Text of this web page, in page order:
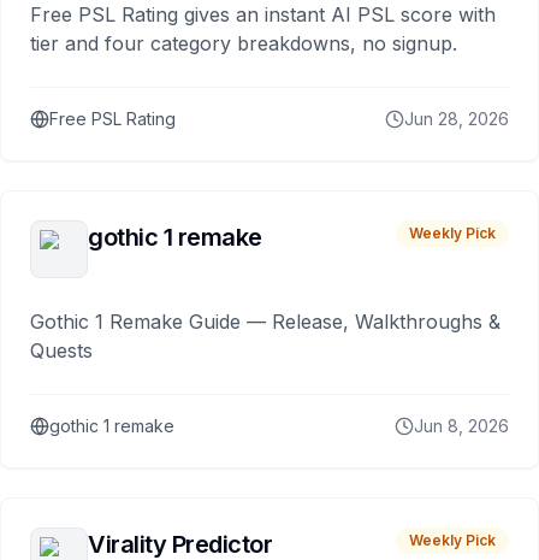
Free PSL Rating gives an instant AI PSL score with
tier and four category breakdowns, no signup.
Free PSL Rating Jun 28, 2026
gothic 1 remake Weekly Pick
Gothic 1 Remake Guide — Release, Walkthroughs &
Quests
gothic 1 remake Jun 8, 2026
Virality Predictor Weekly Pick